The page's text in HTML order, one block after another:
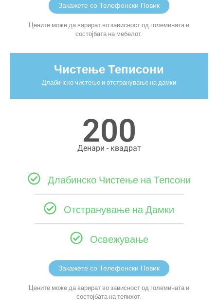
Закажете со Телефонски Повик
Цените може да варират во зависност од големината и
состојбата на мебелот.
Чистење Теписони
Длабинско чистење и отстранување на дамки
200
Денари - квадрат
Длабинско Чистење на Тепсони
Отстранување на Дамки
Освежување
Закажете со Телефонски Повик
Цените може да варират во зависност од големината и
состојбата на тепихот.